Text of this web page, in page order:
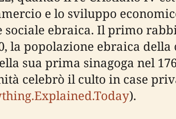
e lo sviluppo
ebraica. Il primo
la popolazione ebraica
sua prima sinagoga nel
celebrò il culto in case
).